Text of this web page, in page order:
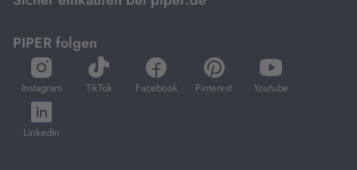
PIPER folgen
Instagram
öffnet
in
neuem
Tab
TikTok
öffnet
in
Facebook
öffnet
in
Pinterest
öffnet
in
Youtube
öffnet
in
LinkedIn
öffnet
in